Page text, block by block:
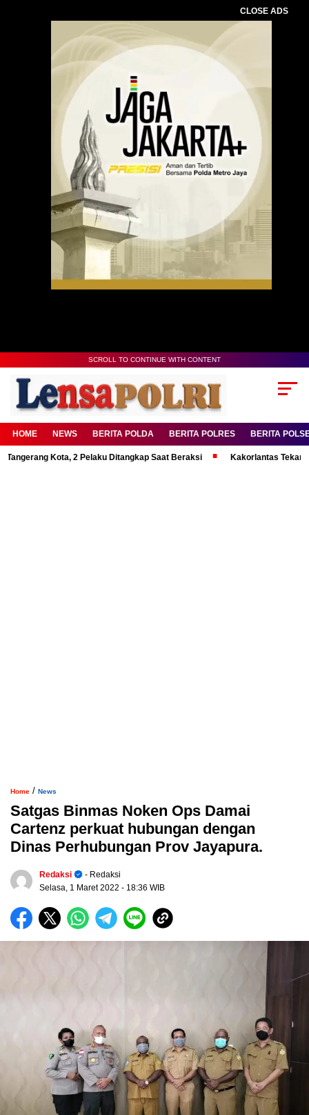
CLOSE ADS
SCROLL TO CONTINUE WITH CONTENT
HOME NEWS BERITA POLDA BERITA POLRES BERITA
Kota, 2 Pelaku Ditangkap Saat Beraksi Kakorlantas Tekankan Mental
Home / News
Satgas Binmas Noken Ops Damai
Cartenz perkuat hubungan dengan
Dinas Perhubungan Prov Jayapura.
Redaksi
- Redaksi
Selasa, 1 Maret 2022 - 18:36 WIB